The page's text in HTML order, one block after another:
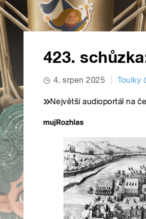
423.
4. srpen 2025 Toulky
Největší audioportál na